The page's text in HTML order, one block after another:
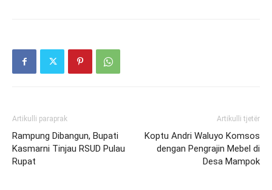
Artikulli paraprak
Rampung Dibangun, Bupati
Kasmarni Tinjau RSUD Pulau
Rupat
Artikulli tjetër
Koptu Andri Waluyo Komsos
dengan Pengrajin Mebel di
Desa Mampok